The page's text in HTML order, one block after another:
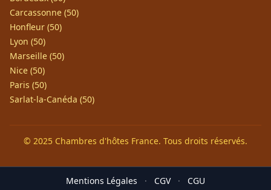
Carcassonne (50)
Honfleur (50)
Lyon (50)
Marseille (50)
Nice (50)
Paris (50)
Sarlat-la-Canéda (50)
© 2025 Chambres d'hôtes France. Tous droits réservés.
Mentions Légales · CGV · CGU